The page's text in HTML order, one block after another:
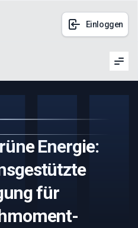
Einloggen
Energie:
für